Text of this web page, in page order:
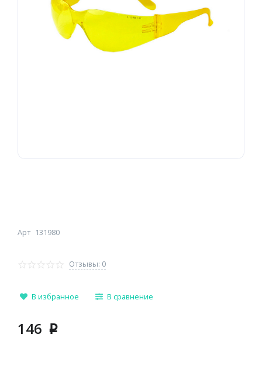
Арт 131980
Отзывы: 0
В избранное В сравнение
146 p